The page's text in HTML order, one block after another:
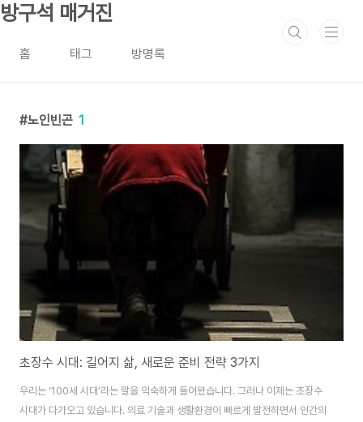
본문 바로가기
방구석 매거진
홈 태그 방명록
노인빈곤 1
초장수 시대: 길어지 삶, 새로운 준비 전략 3가지
우리는 ‘100세 시대’라는 말을 익숙하게 들어왔습니다. 그러나 이제는 초장수
시대가 다가오고 있습니다. 의료 기술과 생활환경이 빠르게 발전하면서 인간의